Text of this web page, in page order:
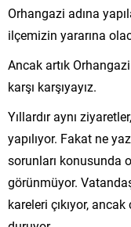
Orhangazi adına
ilçemizin yararına
Ancak artık
karşı karşıyayız.
Yıllardır aynı
yapılıyor. Fakat ne
sorunları konusunda
görünmüyor.
kareleri çıkıyor,